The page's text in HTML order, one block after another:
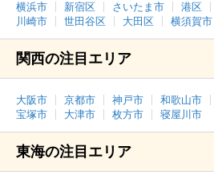
横浜市 新宿区 さいたま市 港区
川崎市
世田谷区 大田区 横須賀市
関西の注目エリア
大阪市 京都市 神戸市 和歌山市
宝塚市
大津市 枚方市 寝屋川市
東海の注目エリア